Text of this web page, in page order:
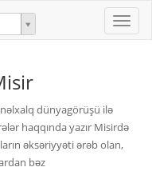
Toggle
dünyagörüşü ilə
haqqında yazır Misirdə
əksəriyyəti ərəb olan,
bəz